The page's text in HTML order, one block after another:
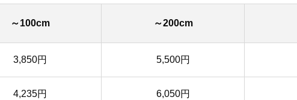
～100cm ～200cm
3,850円 5,500円
4,235円 6,050円